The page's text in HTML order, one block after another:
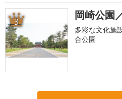
3 岡崎公園
多彩な文化施
合公園